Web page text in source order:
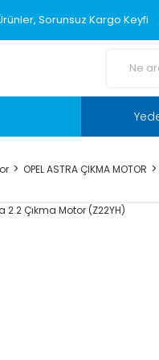
Sorunsuz Kargo Keyfi
OPEL ASTRA ÇIKMA MOTOR